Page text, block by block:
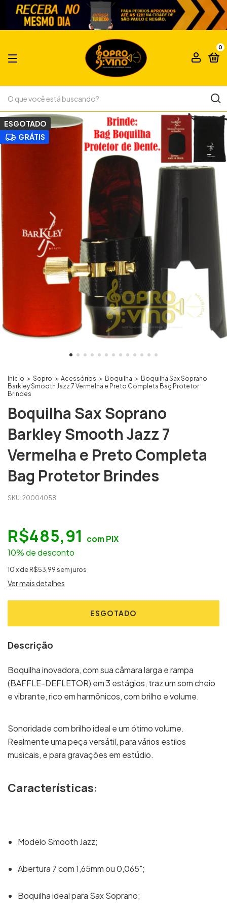
0
ESGOTADO
GRÁTIS
Início > Sopro > Acessórios > Boquilha > Boquilha Sax Soprano
Barkley Smooth Jazz 7 Vermelha e Preto Completa Bag Protetor
Brindes
Boquilha Sax Soprano
Barkley Smooth Jazz 7
Vermelha e Preto Completa
Bag Protetor Brindes
SKU: 20004058
R$485,91 com PIX
10% de desconto
10xdeR$53,99sem juros
Ver mais detalhes
Descrição
Boquilha inovadora, com sua câmara larga e rampa
(BAFFLE-DEFLETOR) em 3 estágios, traz um som cheio
e vibrante, rico em harmônicos, com brilho e volume.
Sonoridade com brilho ideal e um ótimo volume.
Realmente uma peça versátil, para vários estilos
musicais, e para gravações em estúdio.
Características:
Modelo Smooth Jazz;
Abertura 7 com 1,65mm ou 0,065";
Boquilha ideal para Sax Soprano;